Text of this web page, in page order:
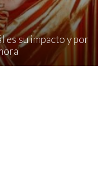
es su impacto y por